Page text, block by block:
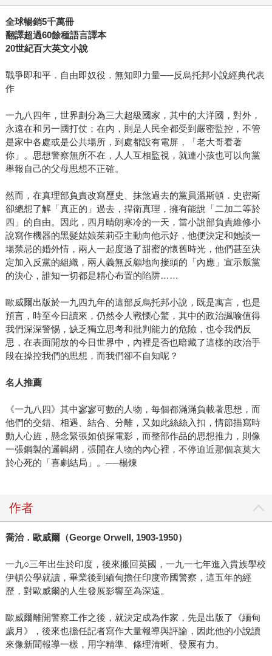
全球暢銷5千萬冊
翻譯超過60餘種語言譯本
20世紀百大英文小說
戰爭即和平．自由即奴役．無知即力量──反烏托邦小說經典代表
作
一九八四年，世界劃分為三大超級國家，其中的大洋國，對外，
永遠在和另一國打仗；在內，則是人民全都受到嚴密監控，不管
是家中各處或是公共場所，到處都設有電屏，「老大哥看著
你」。思想警察無所不在，人人互相監視，就連小孩也可以向黨
舉報自己的父母思想不正確。
然而，在真理部負責改寫歷史、抹煞過去的黨員溫斯頓．史密斯
卻總想了解「真正的」過去，捍衛真理，擁有能說「二加二等於
四」的自由。因此，四月晴朗寒冷的一天，當小說部負責維修小
說寫作機器的黑髮姑娘茱莉亞主動向他示好，他便決定和她談一
場禁忌的婚外情，兩人一起度過了甜蜜的懷舊時光，他們甚至決
定加入反黨的組織，兩人義無反顧地向接頭的「內應」宣示叛黨
的決心，誰知一切都是精心布置的陷阱……
歐威爾出版於一九四九年的這部反烏托邦小說，既是寓言，也是
預言，時至今日讀來，仍然令人戰慄心驚，其中的政治諷喻值得
我們深深警惕，缺乏獨立思考和批判能力的危險，也令我們反
思，在表面開放的今日世界中，內裡是否也暗藏了這樣的政治手
段在操控我們的思想，而我們卻不自知呢？
名人推薦
《一九八四》其中寥寥可數的人物，每個都滿滿負載著思想，而
他們的交錯、相遇、結合、分離，又如此絲絲入扣，情節描寫時
動人心旌，懸念緊張如偵探電影，而整部作品的思想推力，則像
一張鋼製的邏輯網，張開在人物的內心裡，不停迫近那個哀莫大
於心死的「喜劇結局」。──楊煉
作者
喬治．歐威爾（George Orwell, 1903-1950）
一九○三年出生於印度，後來搬回英國，一九一七年進入貴族學校
伊頓公學就讀，畢業後到緬甸擔任印度帝國警察，這五年的經
歷，對歐威爾的人生發展影響至為深遠。
歐威爾離開警察工作之後，就決定成為作家，先是出版了《緬甸
歲月》，後來也擔任記者寫作大量報導與評論，因此他的小說讀
來像新聞報導一樣，用字精準、條理清晰、發展有力。